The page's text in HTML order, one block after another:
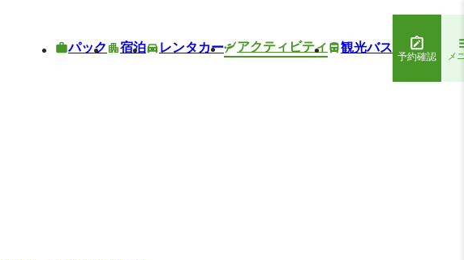
パック 宿泊 レンタカー アクティビティ 観光バス
予約確認 メ